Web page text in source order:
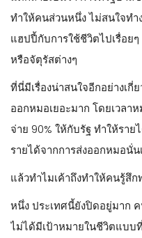
ทำให้คนส่วนหนึ่ง ไม่สนใจทำ
แฮปปี้กับการใช้ชีวิตไปเรื่อย
หรือจัตุรัสต่างๆ
ที่นี่มีเรื่องน่าสนใจอีกอย่างเกี่
ออกหมอเยอะมาก โดยเวลา
จ่าย 90% ให้กับรัฐ ทำให้รา
รายได้จากการส่งออกหมอนั่น
แล้วทำไมเค้าถึงทำให้คนรู้สึ
หนึ่ง ประเทศนี้ยังปิดอยู่มาก
ไม่ได้มีเป้าหมายในชีวิตแบบ